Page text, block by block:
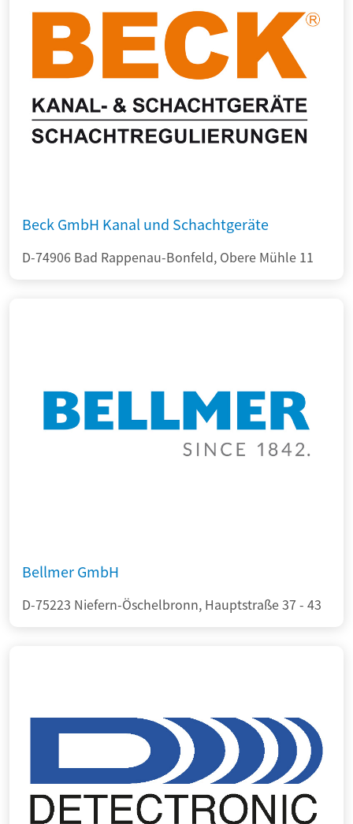
Beck GmbH Kanal und Schachtgeräte
D-74906 Bad Rappenau-Bonfeld, Obere Mühle 11
Bellmer GmbH
D-75223 Niefern-Öschelbronn, Hauptstraße 37 - 43